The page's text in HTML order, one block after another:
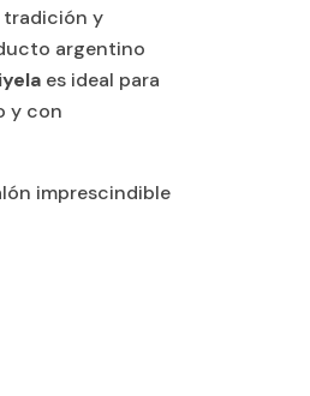
tradición y
argentino
es ideal para
y con
imprescindible